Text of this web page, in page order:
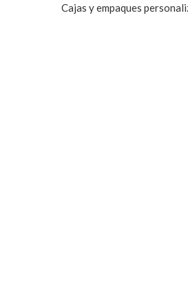
Cajas y empaques